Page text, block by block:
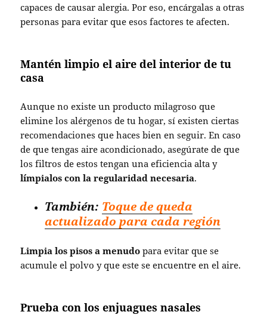
capaces de causar alergia. Por eso, encárgalas a otras
personas para evitar que esos factores te afecten.
Mantén limpio el aire del interior de tu
casa
Aunque no existe un producto milagroso que
elimine los alérgenos de tu hogar, sí existen ciertas
recomendaciones que haces bien en seguir. En caso
de que tengas aire acondicionado, asegúrate de que
los filtros de estos tengan una eficiencia alta y
límpialos con la regularidad necesaria.
También: Toque de queda
actualizado para cada región
Limpia los pisos a menudo para evitar que se
acumule el polvo y que este se encuentre en el aire.
Prueba con los enjuagues nasales